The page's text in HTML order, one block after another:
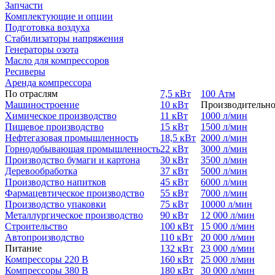
Запчасти
Комплектующие и опции
Подготовка воздуха
Стабилизаторы напряжения
Генераторы озота
Масло для компрессоров
Ресиверы
Аренда компрессора
По отраслям
Машиностроение
Химическое производство
Пищевое производство
Нефтегазовая промышленность
Горнодобывающая промышленность
Производство бумаги и картона
Деревообработка
Производство напитков
Фармацевтическое производство
Производство упаковки
Металлургическое производство
Строительство
Автопроизводство
Питание
Компрессоры 220 В
Компрессоры 380 В
7,5 кВт
10 кВт
11 кВт
15 кВт
18,5 кВт
22 кВт
30 кВт
37 кВт
45 кВт
55 кВт
75 кВт
90 кВт
100 кВт
110 кВт
132 кВт
160 кВт
180 кВт
100 Атм
1000 л/мин
1500 л/мин
2000 л/мин
3000 л/мин
3500 л/мин
5000 л/мин
6000 л/мин
7000 л/мин
10000 л/мин
12 000 л/мин
15 000 л/мин
20 000 л/мин
23 000 л/мин
25 000 л/мин
30 000 л/мин